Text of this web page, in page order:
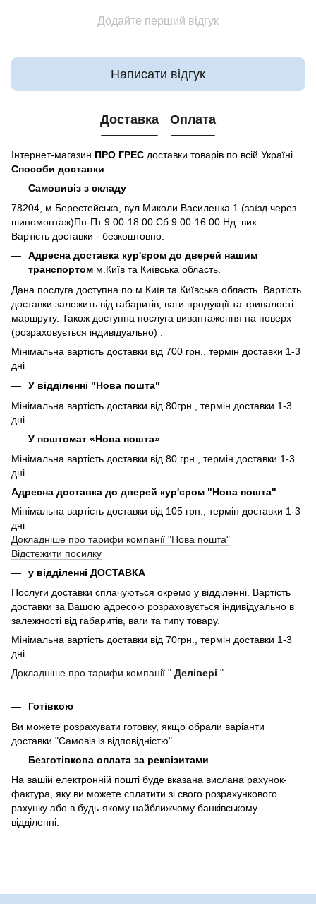
Додайте перший відгук
Написати відгук
Доставка Оплата
Інтернет-магазин ПРО ГРЕС доставки товарів по всій Україні.
Способи доставки
Самовивіз з складу
78204, м.Берестейська, вул.Миколи Василенка 1 (заїзд через
шиномонтаж)Пн-Пт 9.00-18.00 Сб 9.00-16.00 Нд: вих
Вартість доставки - безкоштовно.
Адресна доставка кур'єром до дверей нашим
транспортом м.Київ та Київська область.
Дана послуга доступна по м.Київ та Київська область. Вартість
доставки залежить від габаритів, ваги продукції та тривалості
маршруту. Також доступна послуга вивантаження на поверх
(розраховується індивідуально) .
Мінімальна вартість доставки від 700 грн., термін доставки 1-3
дні
У відділенні "Нова пошта"
Мінімальна вартість доставки від 80грн., термін доставки 1-3
дні
У поштомат «Нова пошта»
Мінімальна вартість доставки від 80 грн., термін доставки 1-3
дні
Адресна доставка до дверей кур'єром "Нова пошта"
Мінімальна вартість доставки від 105 грн., термін доставки 1-3
дні
Докладніше про тарифи компанії "Нова пошта"
Відстежити посилку
у відділенні ДОСТАВКА
Послуги доставки сплачуються окремо у відділенні. Вартість
доставки за Вашою адресою розраховується індивідуально в
залежності від габаритів, ваги та типу товару.
Мінімальна вартість доставки від 70грн., термін доставки 1-3
дні
Докладніше про тарифи компанії " Делівері "
Готівкою
Ви можете розрахувати готовку, якщо обрали варіанти
доставки "Самовіз із відповідністю"
Безготівкова оплата за реквізитами
На вашій електронній пошті буде вказана вислана рахунок-
фактура, яку ви можете сплатити зі свого розрахункового
рахунку або в будь-якому найближчому банківському
відділенні.